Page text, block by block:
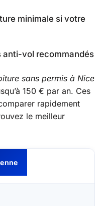
minimale si votre
anti-vol recommandés
sans permis à Nice
150 € par an. Ces
rapidement
le meilleur